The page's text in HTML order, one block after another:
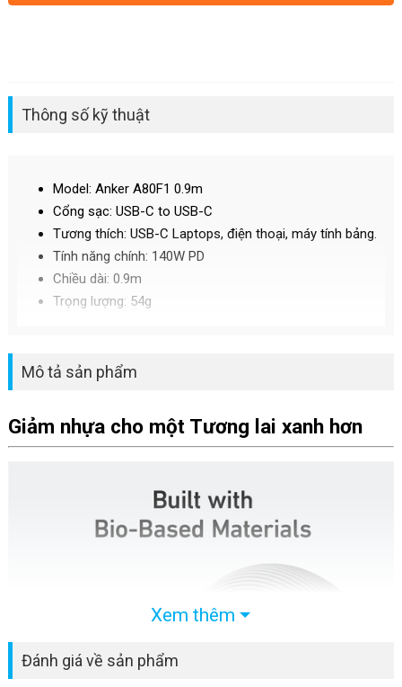
Thông số kỹ thuật
Model: Anker A80F1 0.9m
Cổng sạc: USB-C to USB-C
Tương thích: USB-C Laptops, điện thoại, máy tính bảng.
Tính năng chính: 140W PD
Chiều dài: 0.9m
Trọng lượng: 54g
Mô tả sản phẩm
Giảm nhựa cho một Tương lai xanh hơn
Xem thêm
Đánh giá về sản phẩm